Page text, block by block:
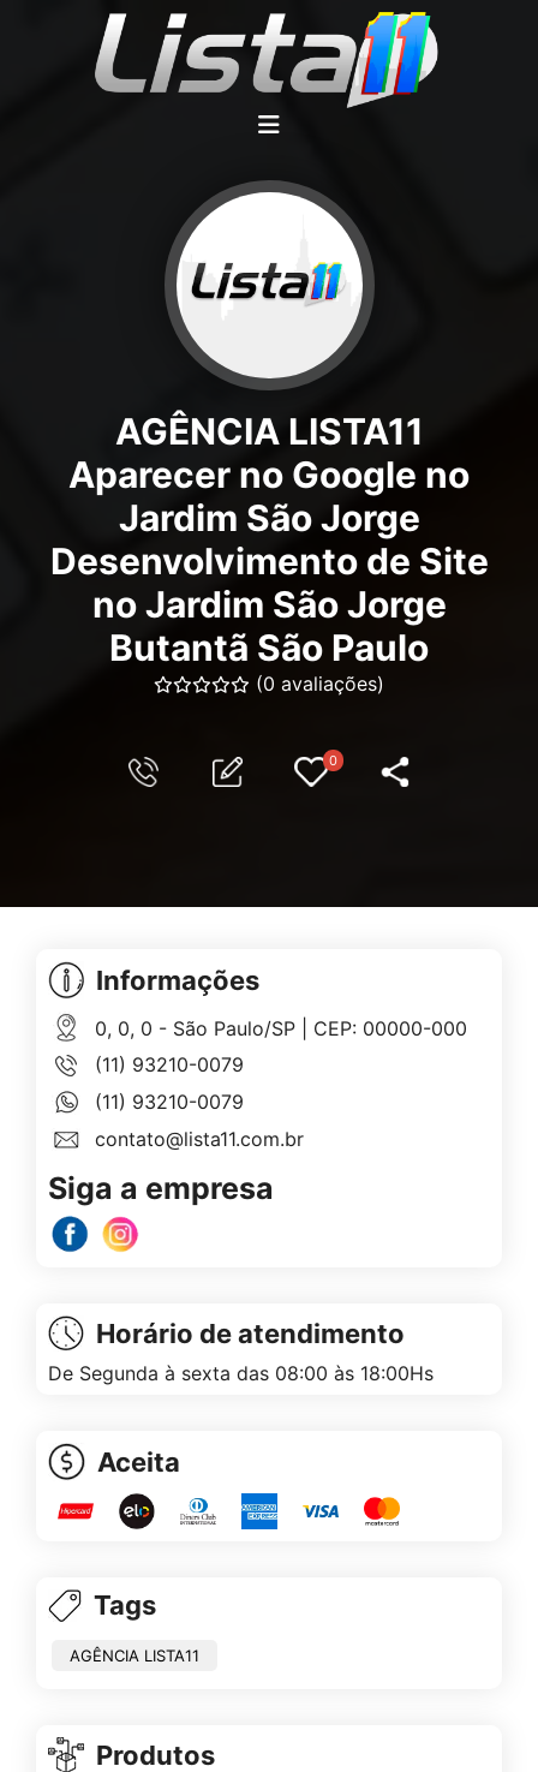
AGÊNCIA LISTA11
Aparecer no Google no
Jardim São Jorge
Desenvolvimento de Site
no Jardim São Jorge
Butantã São Paulo
(0 avaliações)
0
Informações
0, 0, 0 - São Paulo/SP | CEP: 00000-000
(11) 93210-0079
(11) 93210-0079
contato@lista11.com.br
Siga a empresa
Horário de atendimento
De Segunda à sexta das 08:00 às 18:00Hs
Aceita
Tags
AGÊNCIA LISTA11
Produtos